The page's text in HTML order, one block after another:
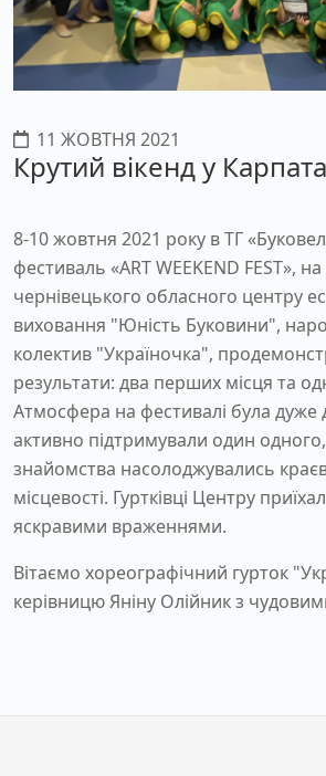
11 ЖОВТНЯ 2021
Крутий вікенд у
8-10 жовтня 2021 року в ТГ
фестиваль «ART WEEKEND FEST»,
чернівецького обласного центру
виховання "Юність Буковини",
колектив "Україночка",
результати: два перших місця та
Атмосфера на фестивалі була
активно підтримували один
знайомства насолоджувались
місцевості. Гуртківці Центру
яскравими враженнями.
Вітаємо хореографічний гурток
керівницю Яніну Олійник з